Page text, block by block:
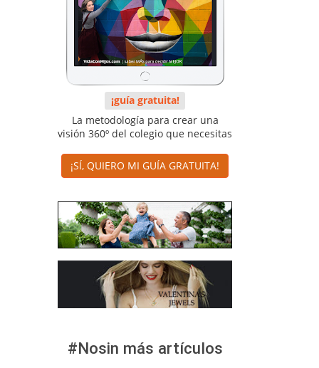
¡guía gratuita!
La metodología para crear una
visión 360º del colegio que necesitas
¡SÍ, QUIERO MI GUÍA GRATUITA!
#Nosin más artículos